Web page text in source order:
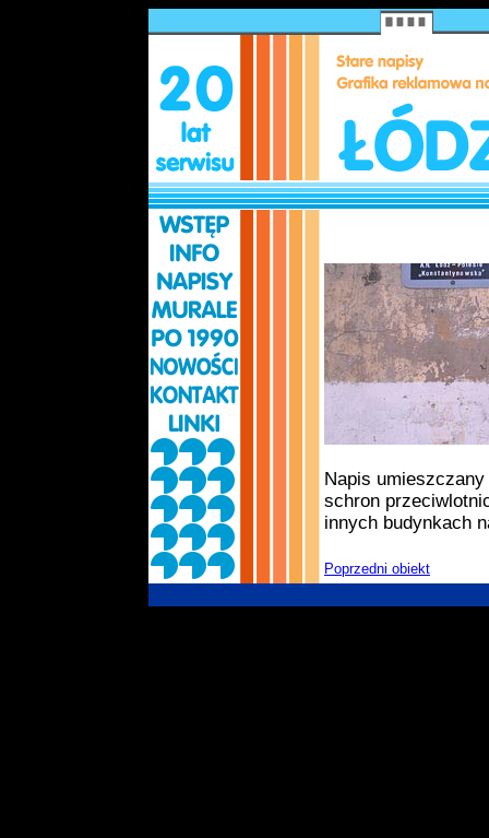
Napis
schron
innych budynkach
Poprzedni obiekt